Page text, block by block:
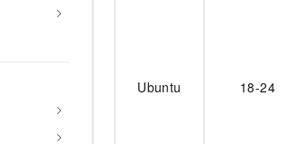
Ubuntu 18-24